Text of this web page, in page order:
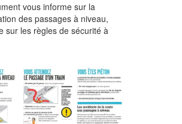
vous informe sur la
des passages à niveau,
sur les règles de sécurité à